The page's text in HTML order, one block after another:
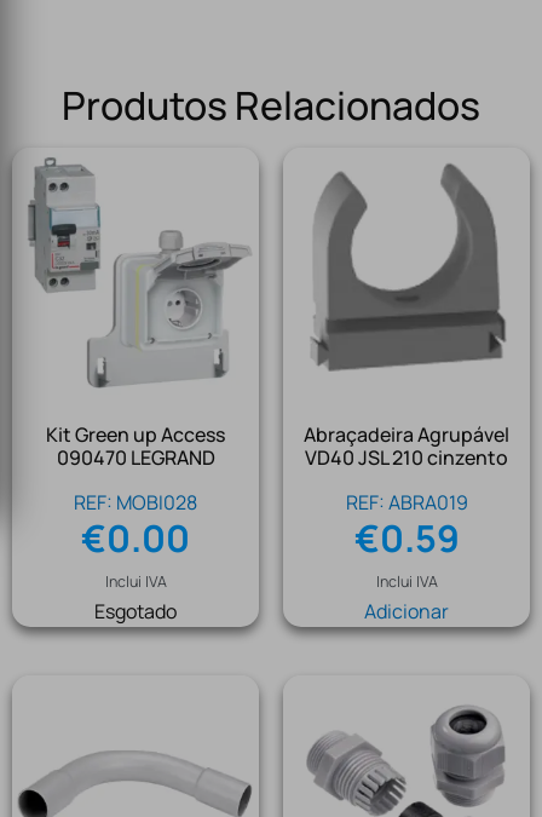
Produtos Relacionados
Kit Green up Access
090470 LEGRAND
REF: MOBI028
€0.00
Inclui IVA
Esgotado
Abraçadeira Agrupável
VD40 JSL 210 cinzento
REF: ABRA019
€0.59
Inclui IVA
Adicionar